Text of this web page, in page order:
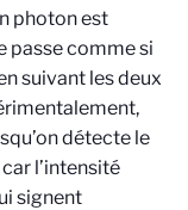
photon est
passe comme si
suivant les deux
détecte le
l’intensité
signent